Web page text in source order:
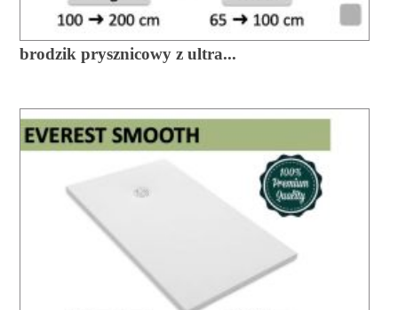
brodzik prysznicowy z ultra...